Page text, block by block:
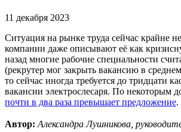
11 декабря 2023
Ситуация на рынке труда сейчас крайне
компании даже описывают её как
назад многие рабочие специальности
(рекрутер мог закрыть вакансию в
то сейчас иногда требуется до тридцати
вакансии электрослесаря. По некоторым
почти в два раза превышает предложение.
Автор: Александра Лушникова,